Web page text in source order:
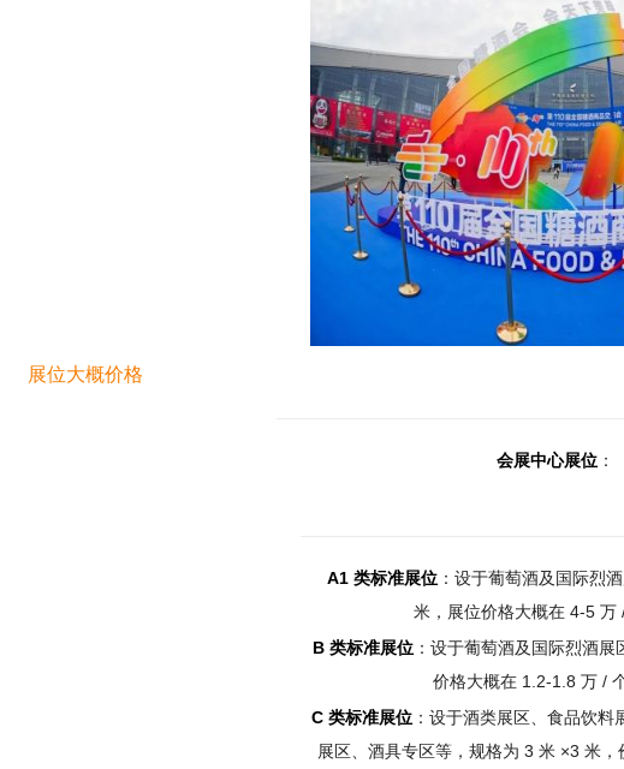
展位大概价格
会展中心展位 ：
A1 类标准展位 ：设于葡萄酒及国际烈
米，展位价格大概在 4-5 万 /
B 类标准展位 ：设于葡萄酒及国际烈酒展
价格大概在 1.2-1.8 万 /
C 类标准展位 ：设于酒类展区、食品饮
展区、酒具专区等，规格为 3 米 ×3 米